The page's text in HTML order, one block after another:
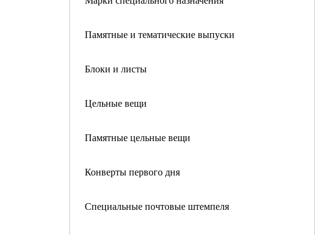
Памятные и тематические выпуски
Блоки и листы
Цельные вещи
Памятные цельные вещи
Конверты первого дня
Специальные почтовые штемпеля